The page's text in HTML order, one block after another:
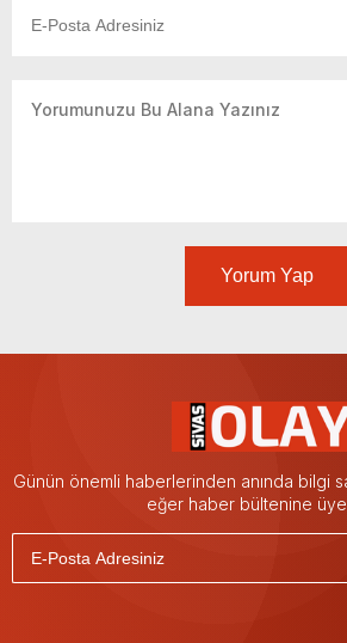
Yorum Yap
Günün önemli haberlerinden anında bilgi
eğer haber bültenine